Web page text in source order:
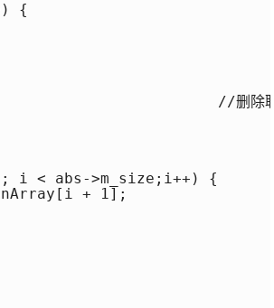
{
//删除联系
abs->m_size;i++) {
+ 1];